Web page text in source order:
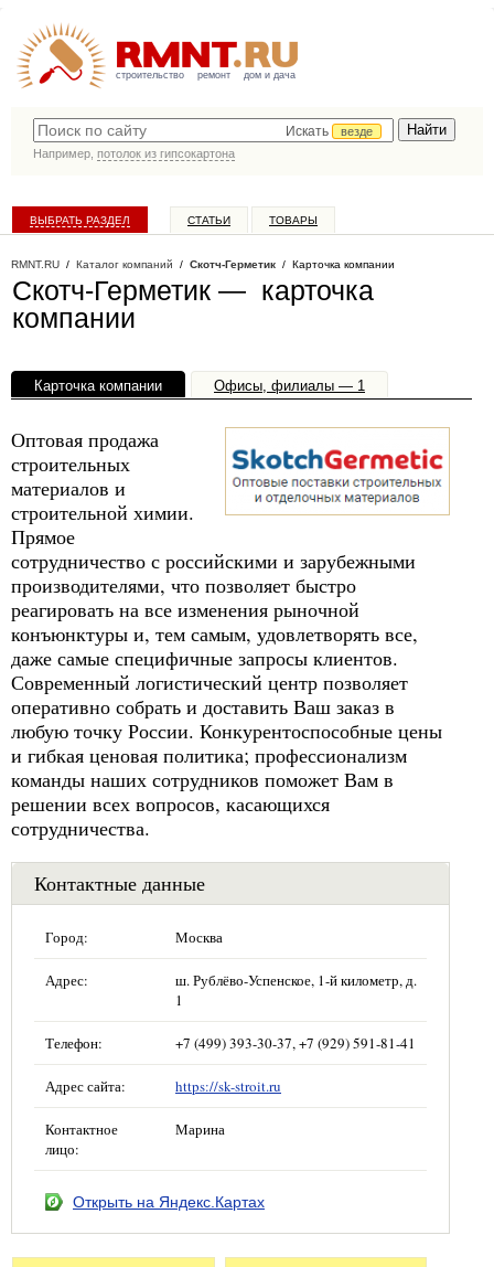
строительство ремонт дом и дача
Искать
везде
Например, потолок из гипсокартона
ВЫБРАТЬ РАЗДЕЛ СТАТЬИ ТОВАРЫ
RMNT.RU / Каталог компаний / Скотч-Герметик / Карточка компании
Скотч-Герметик — карточка
компании
Карточка компании Офисы, филиалы — 1
Оптовая продажа
строительных
материалов и
строительной химии.
Прямое
сотрудничество с российскими и зарубежными
производителями, что позволяет быстро
реагировать на все изменения рыночной
конъюнктуры и, тем самым, удовлетворять все,
даже самые специфичные запросы клиентов.
Современный логистический центр позволяет
оперативно собрать и доставить Ваш заказ в
любую точку России. Конкурентоспособные цены
и гибкая ценовая политика; профессионализм
команды наших сотрудников поможет Вам в
решении всех вопросов, касающихся
сотрудничества.
Контактные данные
Город: Москва
Адрес:
ш. Рублёво-Успенское, 1-й километр, д.
1
Телефон: +7 (499) 393-30-37, +7 (929) 591-81-41
Адрес сайта: https://sk-stroit.ru
Контактное
лицо:
Марина
Открыть на Яндекс.Картах